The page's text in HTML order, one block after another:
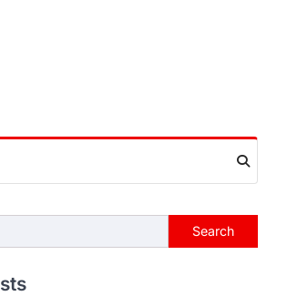
Search